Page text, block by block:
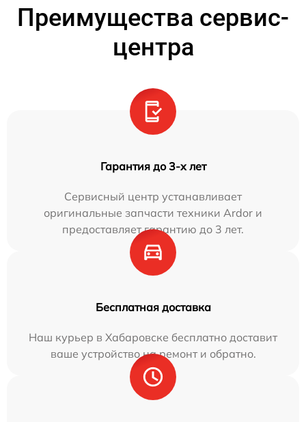
Преимущества сервис-
центра
Гарантия до 3-х лет
Сервисный центр устанавливает
оригинальные запчасти техники Ardor и
предоставляет гарантию до 3 лет.
Бесплатная доставка
Наш курьер в Хабаровске бесплатно доставит
ваше устройство на ремонт и обратно.